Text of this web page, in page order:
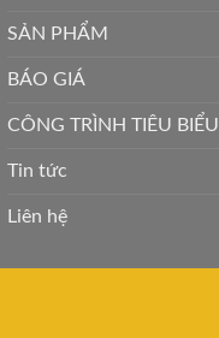
SẢN PHẨM
BÁO GIÁ
CÔNG TRÌNH TIÊU BIỂU
Tin tức
Liên hệ